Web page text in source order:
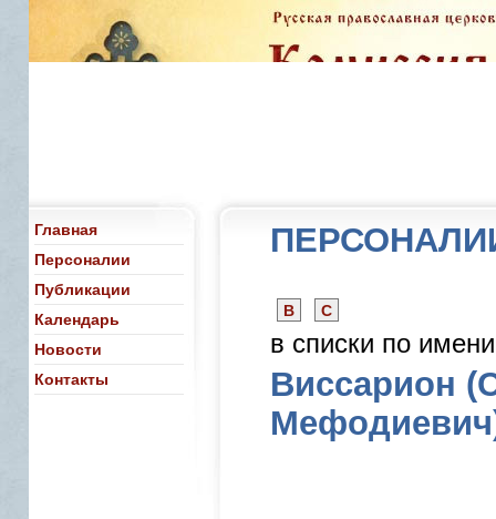
Главная
Персоналии
Публикации
Календарь
Новости
Контакты
В С
в списки по
Виссарион